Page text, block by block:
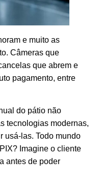
e muito as
Câmeras que
que abrem e
pagamento, entre
do pátio não
tecnologias modernas,
usá-las. Todo mundo
Imagine o cliente
antes de poder